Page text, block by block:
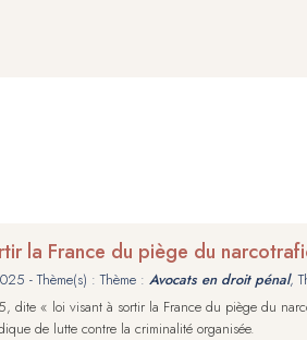
la France du piège du
- Thème(s) : Thème : Avocats en droit pénal,
dite « loi visant à sortir la France du piège du
de lutte contre la criminalité organisée.